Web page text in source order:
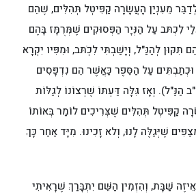
לְדַבֵּר מֵעִנְיַן הָעֲשָׂרָה קַפִּיטְל תְּהִלִּים, שֶׁהֵם
לִכְתּב עַל הַנְּיָר הַפְּסוּקִים שֶׁמְּרֻמָּז בָּהֶם
תִּקּוּן לְהַנַּ"ל, וְיָשַׁבְתִּי לִכְתּׁב, וּמִפִּיו יִקְרָא
וּכְתַבְתִּים עַל הַסֵּפֶר כַּאֲשֶׁר הֵם נִדְפָּסִים
הַנַּ"ל). וְאָז גִּלָּה דַּעְתּוֹ שֶׁרְצוֹנוֹ לְגַלּוֹת
קַפִּיטְל תְּהִלִּים שֶׁצְּרִיכִים לוֹמַר בְּאוֹתוֹ
שֶׁיְּגַלֶּה לָנוּ, וְלא זָכִינוּ. מִיָּד אַחַר כָּךְ
שַׁבָּת, וְהִזְמִין הַשֵּׁם יִתְבָּרַךְ שֶׁרָאִיתִי